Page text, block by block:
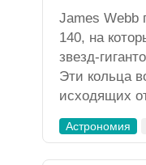
James Webb
140, на
звезд-
Эти кольца
исходящих
Астрономия